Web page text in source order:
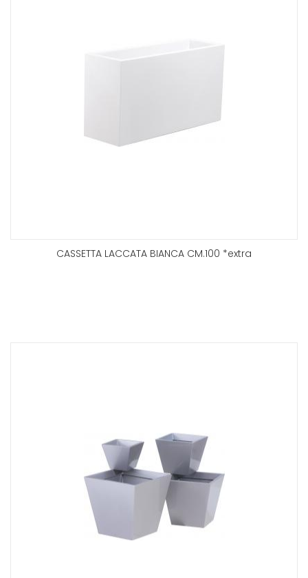
CASSETTA LACCATA BIANCA CM.100 *extra